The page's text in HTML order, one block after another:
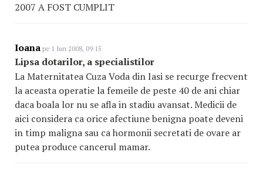
2007 A FOST CUMPLIT
Ioana pe 1 Iun 2008, 09:15
Lipsa dotarilor, a specialistilor
La Maternitatea Cuza Voda din Iasi se recurge frecvent
la aceasta operatie la femeile de peste 40 de ani chiar
daca boala lor nu se afla in stadiu avansat. Medicii de
aici considera ca orice afectiune benigna poate deveni
in timp maligna sau ca hormonii secretati de ovare ar
putea produce cancerul mamar.